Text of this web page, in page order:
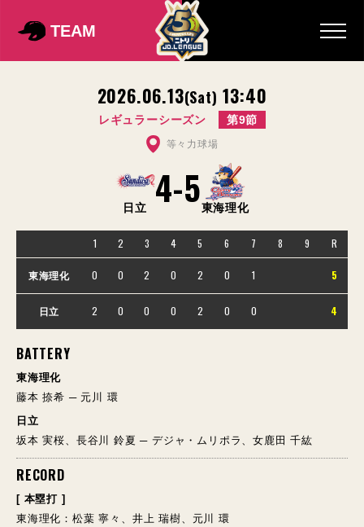
TEAM
2026.06.13(Sat) 13:40
レギュラーシーズン 第9節
等々力球場
日立 4-5東海理化
1 2 3 4 5 6 7 8 9 R
東海理化 0 0 2 0 2 0 1 5
日立 2 0 0 0 2 0 0 4
BATTERY
東海理化
藤本 捺希 ─ 元川 環
日立
坂本 実桜、長谷川 鈴夏 ─ デジャ・ムリポラ、女鹿田 千紘
RECORD
[ 本塁打 ]
東海理化：松葉 寧々、井上 瑞樹、元川 環